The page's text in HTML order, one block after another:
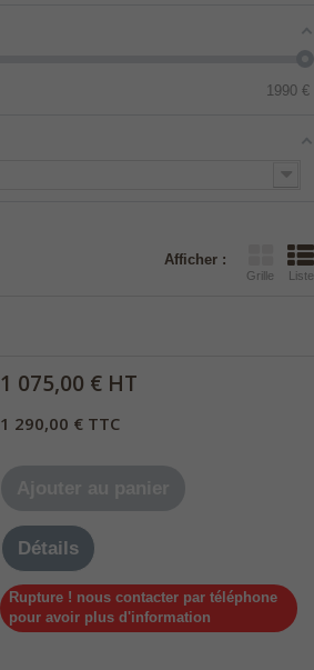
1990 €
Afficher :
Grille Liste
1 075,00 € HT
1 290,00 € TTC
Détails
Rupture ! nous contacter par téléphone
pour avoir plus d'information